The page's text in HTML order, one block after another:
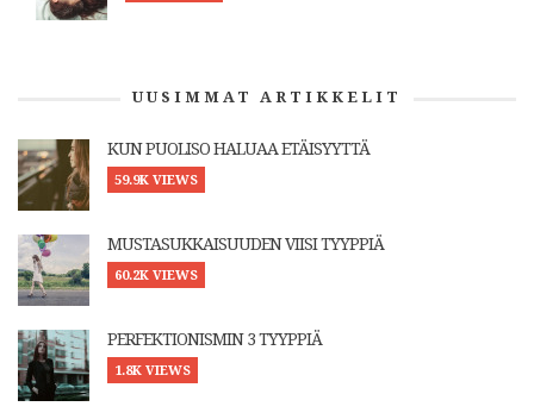
UUSIMMAT ARTIKKELIT
KUN PUOLISO HALUAA ETÄISYYTTÄ
59.9K VIEWS
MUSTASUKKAISUUDEN VIISI TYYPPIÄ
60.2K VIEWS
PERFEKTIONISMIN 3 TYYPPIÄ
1.8K VIEWS